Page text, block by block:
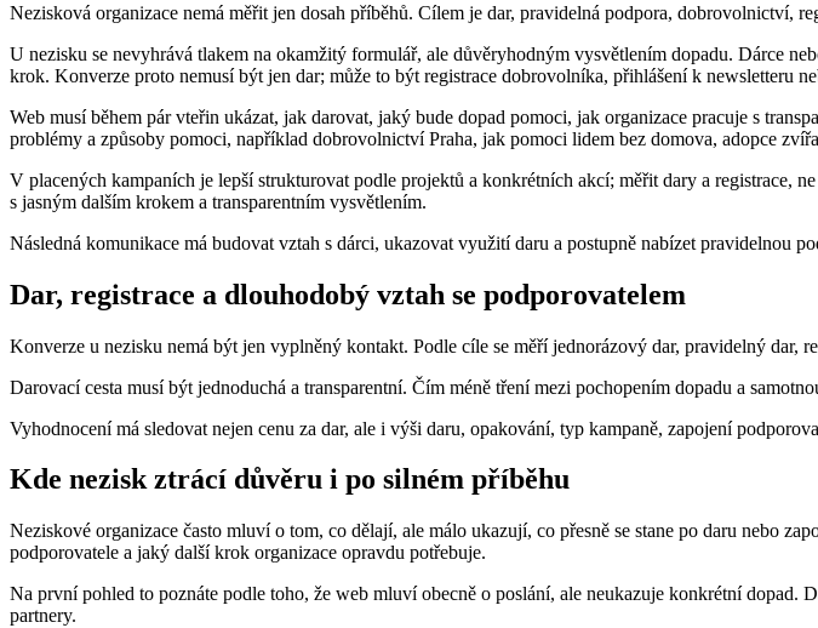
Nezisková organizace nemá měřit jen dosah příběhů. Cílem je dar, pravidelná podpora, dobrovolnictví,
U nezisku se nevyhrává tlakem na okamžitý formulář, ale důvěryhodným vysvětlením dopadu. Dárce
krok. Konverze proto nemusí být jen dar; může to být registrace dobrovolníka, přihlášení k newsletteru
Web musí během pár vteřin ukázat, jak darovat, jaký bude dopad pomoci, jak organizace pracuje s
problémy a způsoby pomoci, například dobrovolnictví Praha, jak pomoci lidem bez domova, adopce
V placených kampaních je lepší strukturovat podle projektů a konkrétních akcí; měřit dary a registrace,
s jasným dalším krokem a transparentním vysvětlením.
Následná komunikace má budovat vztah s dárci, ukazovat využití daru a postupně nabízet pravidelnou
Dar, registrace a dlouhodobý vztah se podporovatelem
Konverze u nezisku nemá být jen vyplněný kontakt. Podle cíle se měří jednorázový dar, pravidelný
Darovací cesta musí být jednoduchá a transparentní. Čím méně tření mezi pochopením dopadu a
Vyhodnocení má sledovat nejen cenu za dar, ale i výši daru, opakování, typ kampaně, zapojení
Kde nezisk ztrácí důvěru i po silném příběhu
Neziskové organizace často mluví o tom, co dělají, ale málo ukazují, co přesně se stane po daru nebo
podporovatele a jaký další krok organizace opravdu potřebuje.
Na první pohled to poznáte podle toho, že web mluví obecně o poslání, ale neukazuje konkrétní
partnery.